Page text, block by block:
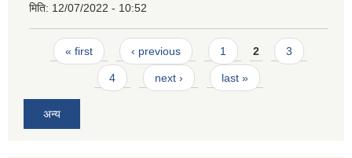
मिति: 12/07/2022 - 10:52
Pages
« first ‹ previous 1 2 3
4 next › last »
अन्य